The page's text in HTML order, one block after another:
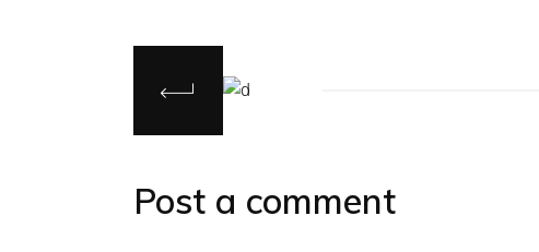
Post a comment